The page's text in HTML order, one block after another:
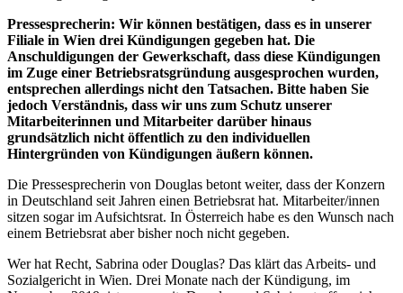
Pressesprecherin: Wir können bestätigen, dass es in unserer
Filiale in Wien drei Kündigungen gegeben hat. Die
Anschuldigungen der Gewerkschaft, dass diese Kündigungen
im Zuge einer Betriebsratsgründung ausgesprochen wurden,
entsprechen allerdings nicht den Tatsachen. Bitte haben Sie
jedoch Verständnis, dass wir uns zum Schutz unserer
Mitarbeiterinnen und Mitarbeiter darüber hinaus
grundsätzlich nicht öffentlich zu den individuellen
Hintergründen von Kündigungen äußern können.
Die Pressesprecherin von Douglas betont weiter, dass der Konzern
in Deutschland seit Jahren einen Betriebsrat hat. Mitarbeiter/innen
sitzen sogar im Aufsichtsrat. In Österreich habe es den Wunsch nach
einem Betriebsrat aber bisher noch nicht gegeben.
Wer hat Recht, Sabrina oder Douglas? Das klärt das Arbeits- und
Sozialgericht in Wien. Drei Monate nach der Kündigung, im